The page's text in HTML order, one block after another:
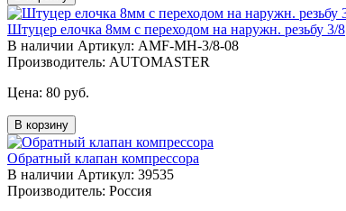
Штуцер елочка 8мм с переходом на наружн. резьбу 3/8
В наличии Артикул: AMF-MH-3/8-08
Производитель: AUTOMASTER
Цена: 80 руб.
В корзину
Обратный клапан компрессора
В наличии Артикул: 39535
Производитель: Россия